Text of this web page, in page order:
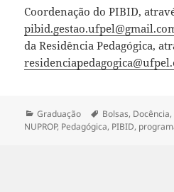
Coordenação do PIBID,
da Residência Pedagógica,
Categorias
Graduação Tags
Bolsas, Docência,
NUPROP, Pedagógica, PIBID,